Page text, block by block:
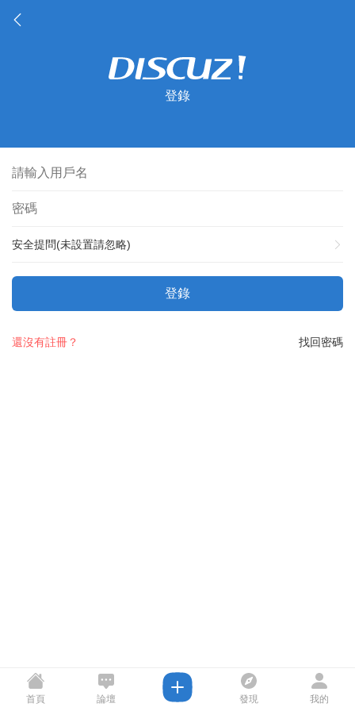
登錄
安全提問(未設置請忽略)
登錄
找回密碼
還沒有註冊？
首頁 論壇 發現 我的